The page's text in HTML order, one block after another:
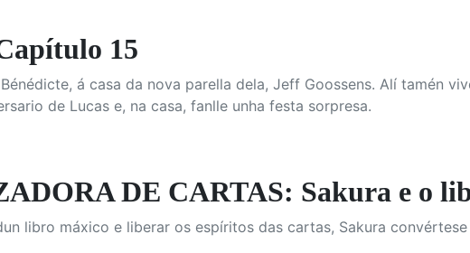
15
á casa da nova parella dela, Jeff Goossens. Alí tamén
de Lucas e, na casa, fanlle unha festa sorpresa.
DE CARTAS: Sakura e o
libro máxico e liberar os espíritos das cartas, Sakura